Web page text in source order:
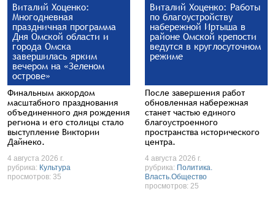
Виталий Хоценко:
Многодневная
праздничная программа
Дня Омской области и
города Омска
завершилась ярким
вечером на «Зеленом
острове»
Финальным аккордом
масштабного празднования
объединенного дня рождения
региона и его столицы стало
выступление Виктории
Дайнеко.
4 августа 2026 г.
рубрика: Культура
просмотров: 35
Виталий Хоценко: Работы
по благоустройству
набережной Иртыша в
районе Омской крепости
ведутся в круглосуточном
режиме
После завершения работ
обновленная набережная
станет частью единого
благоустроенного
пространства исторического
центра.
4 августа 2026 г.
рубрика: Политика.
Власть.Общество
просмотров: 25